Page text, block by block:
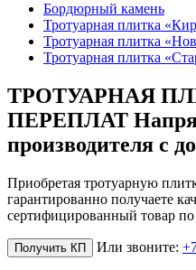
Бордюрный камень
Тротуарная плитка
Тротуарная плитка
Тротуарная плитка
ТРОТУАРНАЯ
ПЕРЕПЛАТ
производителя с
Приобретая тротуарную
гарантированно получаете
сертифицированный товар
Получить КП Или звоните: